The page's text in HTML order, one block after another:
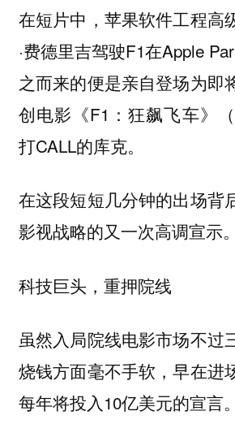
在短片中，苹果软件工程高
·费德里吉驾驶F1在Apple
之而来的便是亲自登场为即
创电影《F1：狂飙飞车》（
打CALL的库克。
在这段短短几分钟的出场背
影视战略的又一次高调宣示。
科技巨头，重押院线
虽然入局院线电影市场不过
烧钱方面毫不手软，早在进
每年将投入10亿美元的宣言。